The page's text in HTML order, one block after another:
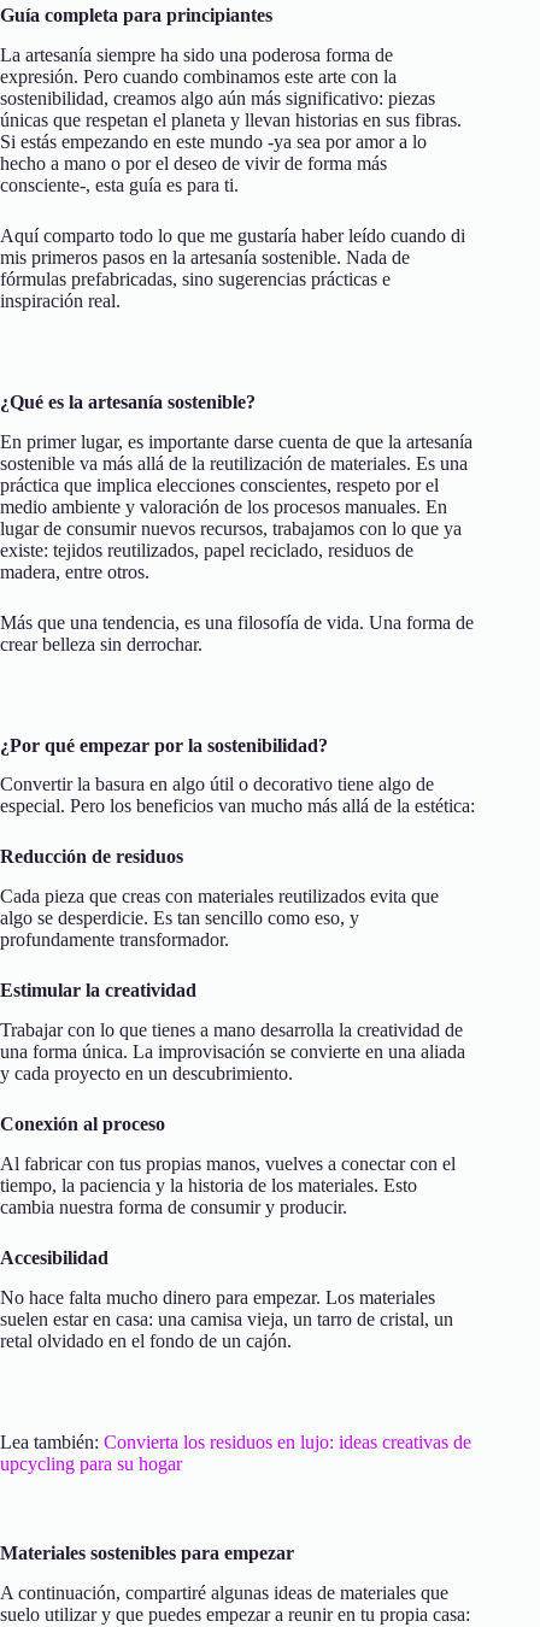
Guía completa para principiantes
La artesanía siempre ha sido una poderosa forma de
expresión. Pero cuando combinamos este arte con la
sostenibilidad, creamos algo aún más significativo: piezas
únicas que respetan el planeta y llevan historias en sus fibras.
Si estás empezando en este mundo -ya sea por amor a lo
hecho a mano o por el deseo de vivir de forma más
consciente-, esta guía es para ti.
Aquí comparto todo lo que me gustaría haber leído cuando di
mis primeros pasos en la artesanía sostenible. Nada de
fórmulas prefabricadas, sino sugerencias prácticas e
inspiración real.
¿Qué es la artesanía sostenible?
En primer lugar, es importante darse cuenta de que la artesanía
sostenible va más allá de la reutilización de materiales. Es una
práctica que implica elecciones conscientes, respeto por el
medio ambiente y valoración de los procesos manuales. En
lugar de consumir nuevos recursos, trabajamos con lo que ya
existe: tejidos reutilizados, papel reciclado, residuos de
madera, entre otros.
Más que una tendencia, es una filosofía de vida. Una forma de
crear belleza sin derrochar.
¿Por qué empezar por la sostenibilidad?
Convertir la basura en algo útil o decorativo tiene algo de
especial. Pero los beneficios van mucho más allá de la estética:
Reducción de residuos
Cada pieza que creas con materiales reutilizados evita que
algo se desperdicie. Es tan sencillo como eso, y
profundamente transformador.
Estimular la creatividad
Trabajar con lo que tienes a mano desarrolla la creatividad de
una forma única. La improvisación se convierte en una aliada
y cada proyecto en un descubrimiento.
Conexión al proceso
Al fabricar con tus propias manos, vuelves a conectar con el
tiempo, la paciencia y la historia de los materiales. Esto
cambia nuestra forma de consumir y producir.
Accesibilidad
No hace falta mucho dinero para empezar. Los materiales
suelen estar en casa: una camisa vieja, un tarro de cristal, un
retal olvidado en el fondo de un cajón.
Lea también: Convierta los residuos en lujo: ideas creativas de
upcycling para su hogar
Materiales sostenibles para empezar
A continuación, compartiré algunas ideas de materiales que
suelo utilizar y que puedes empezar a reunir en tu propia casa: